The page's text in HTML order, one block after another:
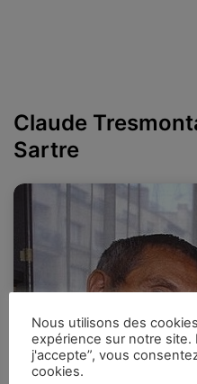
Claude
Sartre
Nous utilisons des
expérience sur notre site.
j'accepte”, vous
cookies.